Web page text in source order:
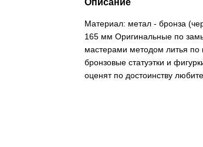
Описание
Материал: метал - бронза
165 мм Оригинальные по
мастерами методом литья
бронзовые статуэтки и
оценят по достоинству